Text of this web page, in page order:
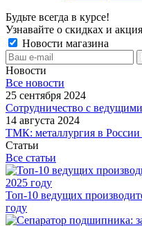
Будьте всегда в курсе!
Узнавайте о скидках и
Новости магазина
Новости
Все новости
25 сентября 2024
Сотрудничество с
14 августа 2024
ТМК: металлургия в России
Статьи
Все статьи
Топ-10 ведущих
году